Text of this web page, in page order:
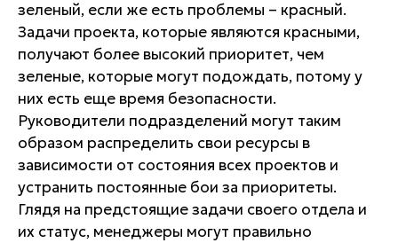
зеленый, если же есть проблемы – красный.
Задачи проекта, которые являются красными,
получают более высокий приоритет, чем
зеленые, которые могут подождать, потому у
них есть еще время безопасности.
Руководители подразделений могут таким
образом распределить свои ресурсы в
зависимости от состояния всех проектов и
устранить постоянные бои за приоритеты.
Глядя на предстоящие задачи своего отдела и
их статус, менеджеры могут правильно